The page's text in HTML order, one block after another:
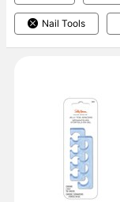
Nail Tools